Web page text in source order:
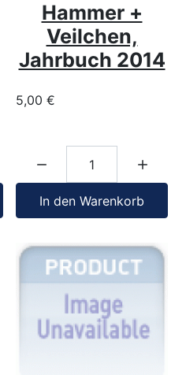
Hammer +
Veilchen,
Jahrbuch 2014
5,00 €
In den Warenkorb